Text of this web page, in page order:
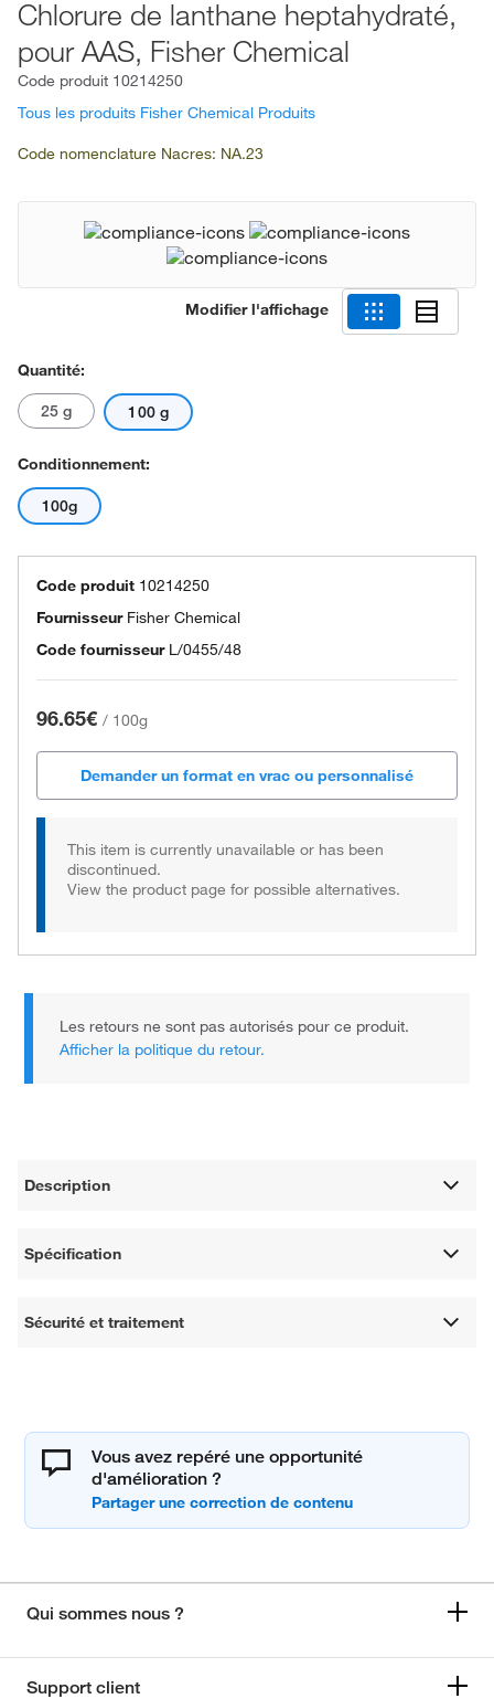
Chlorure de lanthane heptahydraté,
pour AAS, Fisher Chemical
Code produit 10214250
Tous les produits Fisher Chemical Produits
Code nomenclature Nacres: NA.23
Modifier l'affichage
Quantité:
25 g 100 g
Conditionnement:
100g
Code produit 10214250
Fournisseur Fisher Chemical
Code fournisseur L/0455/48
96.65€ / 100g
Demander un format en vrac ou personnalisé
This item is currently unavailable or has been
discontinued.
View the product page for possible alternatives.
Les retours ne sont pas autorisés pour ce produit.
Afficher la politique du retour.
Description
Spécification
Sécurité et traitement
Vous avez repéré une opportunité
d'amélioration ?
Qui sommes nous ?
Support client